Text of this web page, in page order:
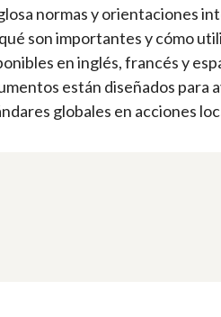
normas y orientaciones
son importantes y cómo
en inglés, francés y
están diseñados para
globales en acciones